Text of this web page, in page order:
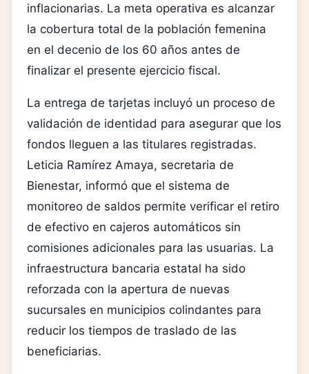
inflacionarias. La meta operativa es alcanzar
la cobertura total de la población femenina
en el decenio de los 60 años antes de
finalizar el presente ejercicio fiscal.
La entrega de tarjetas incluyó un proceso de
validación de identidad para asegurar que los
fondos lleguen a las titulares registradas.
Leticia Ramírez Amaya, secretaria de
Bienestar, informó que el sistema de
monitoreo de saldos permite verificar el retiro
de efectivo en cajeros automáticos sin
comisiones adicionales para las usuarias. La
infraestructura bancaria estatal ha sido
reforzada con la apertura de nuevas
sucursales en municipios colindantes para
reducir los tiempos de traslado de las
beneficiarias.